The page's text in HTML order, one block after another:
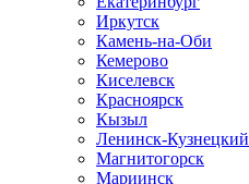
Иркутск
Камень-на-Оби
Кемерово
Киселевск
Красноярск
Кызыл
Ленинск-Кузнецкий
Магнитогорск
Мариинск